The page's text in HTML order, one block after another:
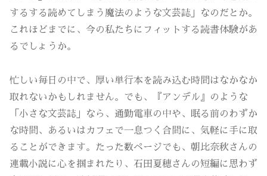
するする読めてしまう魔法のような文芸誌」なのだとか。
これほどまでに、今の私たちにフィットする読書体験があ
るでしょうか。
忙しい毎日の中で、厚い単行本を読み込む時間はなかなか
取れないかもしれません。でも、『アンデル』のような
「小さな文芸誌」なら、通勤電車の中や、眠る前のわずか
な時間、あるいはカフェで一息つく合間に、気軽に手に取
ることができます。たった数ページでも、朝比奈秋さんの
連載小説に心を掴まれたり、石田夏穂さんの短編に思わず